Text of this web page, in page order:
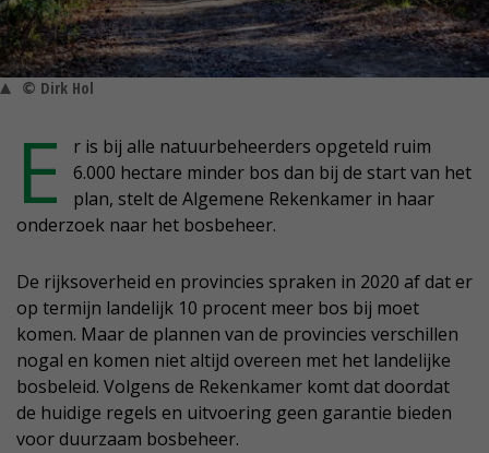
© Dirk Hol
E
r is bij alle natuurbeheerders opgeteld ruim
6.000 hectare minder bos dan bij de start van het
plan, stelt de Algemene Rekenkamer in haar
onderzoek naar het bosbeheer.
De rijksoverheid en provincies spraken in 2020 af dat er
op termijn landelijk 10 procent meer bos bij moet
komen. Maar de plannen van de provincies verschillen
nogal en komen niet altijd overeen met het landelijke
bosbeleid. Volgens de Rekenkamer komt dat doordat
de huidige regels en uitvoering geen garantie bieden
voor duurzaam bosbeheer.